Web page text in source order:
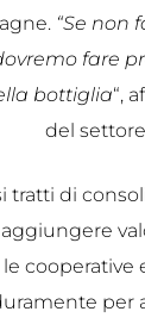
“Se non
fare
bottiglia“,
del
tratti di
le cooperative
per